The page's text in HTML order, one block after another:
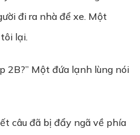
đi ra nhà để xe. Một
lại.
2B?” Một đứa lạnh lùng nói
câu đã bị đẩy ngã về phía